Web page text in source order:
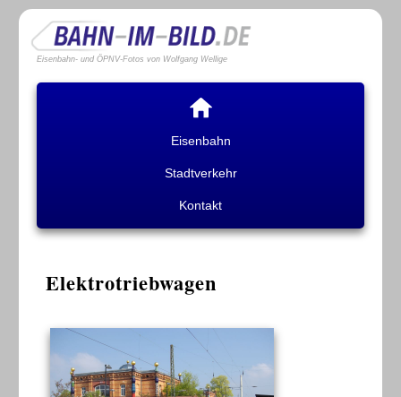
Eisenbahn- und ÖPNV-Fotos von Wolfgang Wellige
Eisenbahn
Stadtverkehr
Kontakt
Elektrotriebwagen